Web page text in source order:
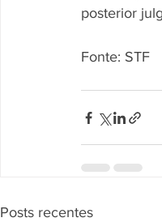
Fonte: STF
Posts recentes